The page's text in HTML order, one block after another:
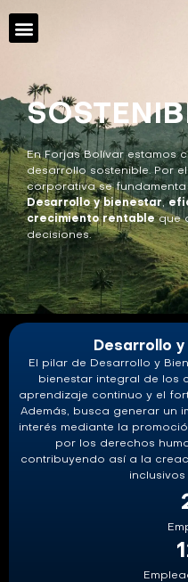
En Forjas Bolívar estamos
desarrollo sostenible. Por
corporativa se
Desarrollo y bienestar,
crecimiento rentableque
decisiones.
Desarrollo
El pilar de Desarrollo y
bienestar integral de los
aprendizaje continuo y el
Además, busca generar un
interés mediante la
por los derechos
contribuyendo así a la